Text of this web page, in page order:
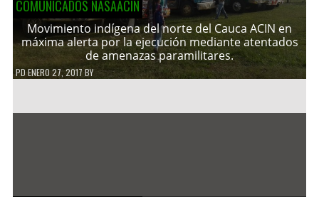
COMUNICADOS NASAACIN
Movimiento indígena del norte del Cauca ACIN en
máxima alerta por la ejecución mediante atentados
de amenazas paramilitares.
PDENERO 27, 2017 BY